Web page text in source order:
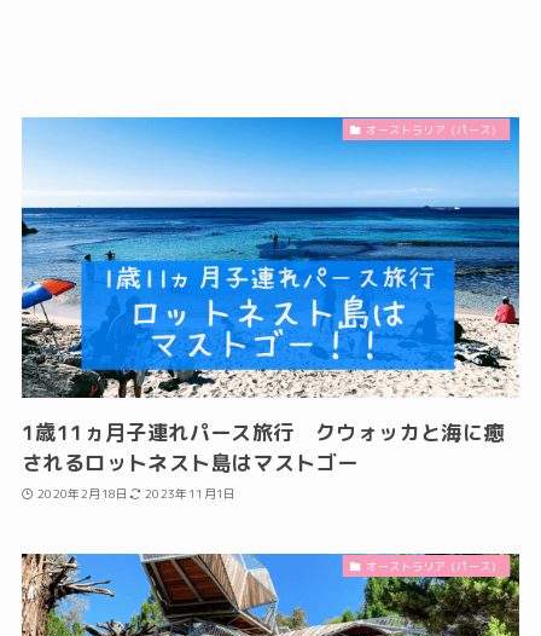
オーストラリア（パース）
1歳11ヵ月子連れパース旅行 クウォッカと海に癒
されるロットネスト島はマストゴー
2020年2月18日 2023年11月1日
オーストラリア（パース）